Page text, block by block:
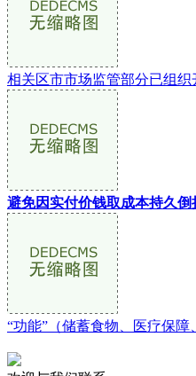
相关区市市场监管部分已组织
避免因实付价钱取成本持久倒
“功能”（储蓄食物、医疗保障